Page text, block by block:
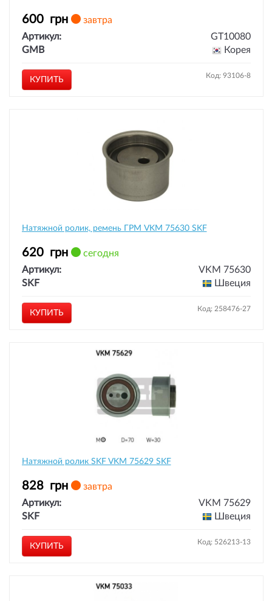
600 грн
завтра
Артикул:
GT10080
GMB
Корея
КУПИТЬ Код: 93106-8
Натяжной ролик, ремень ГРМ VKM 75630 SKF
620 грн
сегодня
Артикул:
VKM 75630
SKF
Швеция
КУПИТЬ Код: 258476-27
Натяжной ролик SKF VKM 75629 SKF
828 грн
завтра
Артикул:
VKM 75629
SKF
Швеция
КУПИТЬ Код: 526213-13